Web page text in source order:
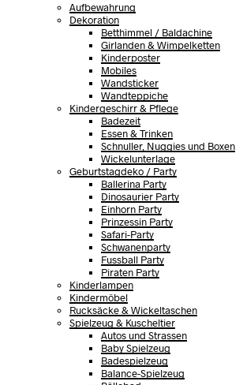
Aufbewahrung
Dekoration
Betthimmel / Baldachine
Girlanden & Wimpelketten
Kinderposter
Mobiles
Wandsticker
Wandteppiche
Kindergeschirr & Pflege
Badezeit
Essen & Trinken
Schnuller, Nuggies und Boxen
Wickelunterlage
Geburtstagdeko / Party
Ballerina Party
Dinosaurier Party
Einhorn Party
Prinzessin Party
Safari-Party
Schwanenparty
Fussball Party
Piraten Party
Kinderlampen
Kindermöbel
Rucksäcke & Wickeltaschen
Spielzeug & Kuscheltier
Autos und Strassen
Baby Spielzeug
Badespielzeug
Balance-Spielzeug